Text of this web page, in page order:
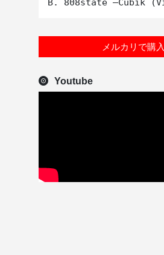
メルカリで購入
Youtube